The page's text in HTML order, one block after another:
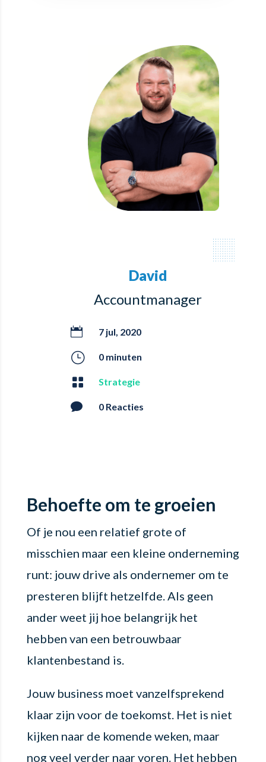
David
Accountmanager
 7 jul, 2020
} 0 minuten
 Strategie
 0 Reacties
Behoefte om te groeien
Of je nou een relatief grote of
misschien maar een kleine onderneming
runt: jouw drive als ondernemer om te
presteren blijft hetzelfde. Als geen
ander weet jij hoe belangrijk het
hebben van een betrouwbaar
klantenbestand is.
Jouw business moet vanzelfsprekend
klaar zijn voor de toekomst. Het is niet
kijken naar de komende weken, maar
nog veel verder naar voren. Het hebben